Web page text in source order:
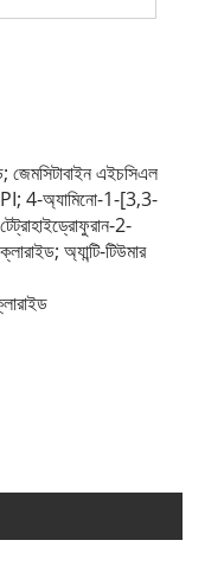
জেমসিটাবাইন এইচসিএল
4-অ্যামিনো-1-[3,3-
2-
অ্যান্টি-টিউমার